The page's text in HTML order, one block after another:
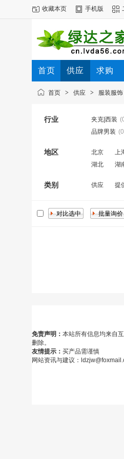
收藏本页 手机版
首页 供应 求购
首页 > 供应 > 服装服饰
行业 夹克|西装
品牌男装
地区 北京 上
湖北
湖
类别 供应 提
免责声明： 本站所有信息均来自
删除。
友情提示： 买产品需谨慎
网站资讯与建议：